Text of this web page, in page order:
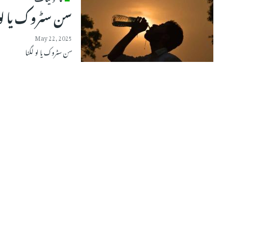
سن سٹروک یا
May 22, 2025
سن سٹروک یا لو لگنا